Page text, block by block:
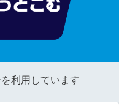
利用しています